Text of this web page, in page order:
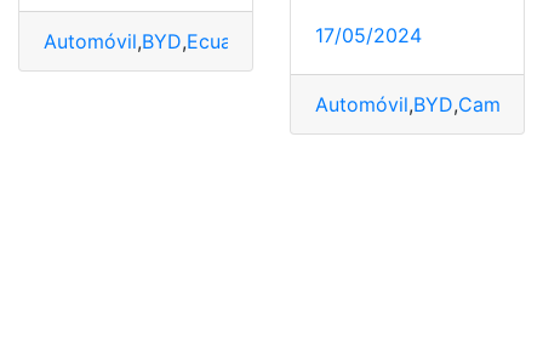
Automóvil,BYD,Ecuador Eficiencia,Potencia
17/05/2024
Automóvil,BYD,